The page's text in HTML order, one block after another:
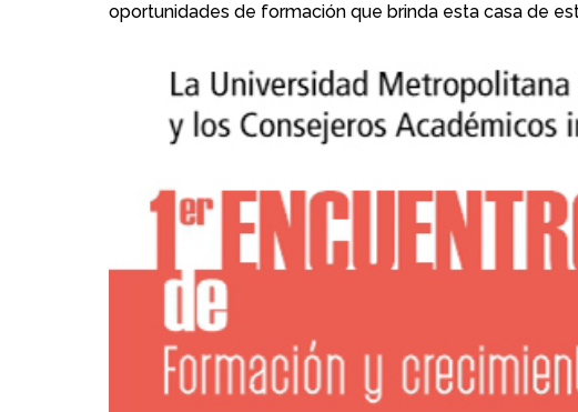
oportunidades de formación que brinda esta casa de